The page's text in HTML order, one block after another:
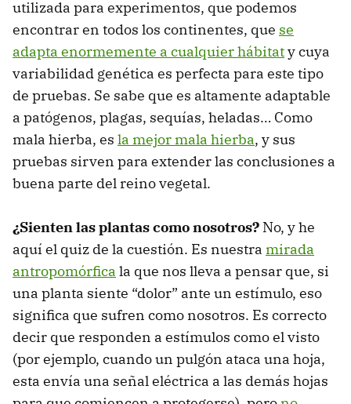
utilizada para experimentos, que podemos
encontrar en todos los continentes, que se
adapta enormemente a cualquier hábitaty cuya
variabilidad genética es perfecta para este tipo
de pruebas. Se sabe que es altamente adaptable
a patógenos, plagas, sequías, heladas… Como
mala hierba, es la mejor mala hierba, y sus
pruebas sirven para extender las conclusiones a
buena parte del reino vegetal.
¿Sienten las plantas como nosotros? No, y he
aquí el quiz de la cuestión. Es nuestra mirada
antropomórfica la que nos lleva a pensar que, si
una planta siente “dolor” ante un estímulo, eso
significa que sufren como nosotros. Es correcto
decir que responden a estímulos como el visto
(por ejemplo, cuando un pulgón ataca una hoja,
esta envía una señal eléctrica a las demás hojas